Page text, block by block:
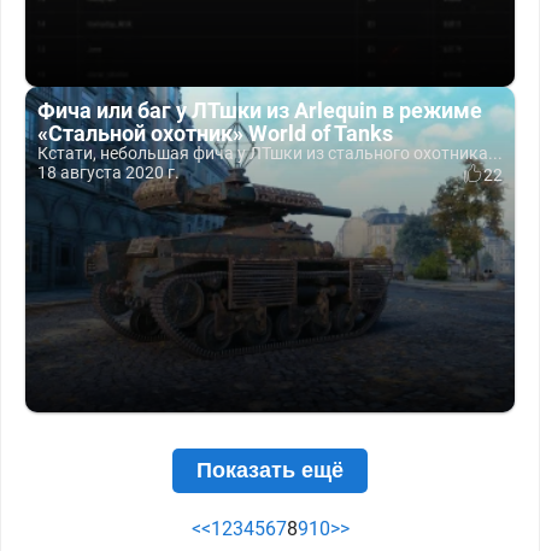
Фича или баг у ЛТшки из Arlequin в режиме
«Стальной охотник» World of Tanks
Кстати, небольшая фича у ЛТшки из стального охотника...
18 августа 2020 г.
22
Показать ещё
<<12345678910>>